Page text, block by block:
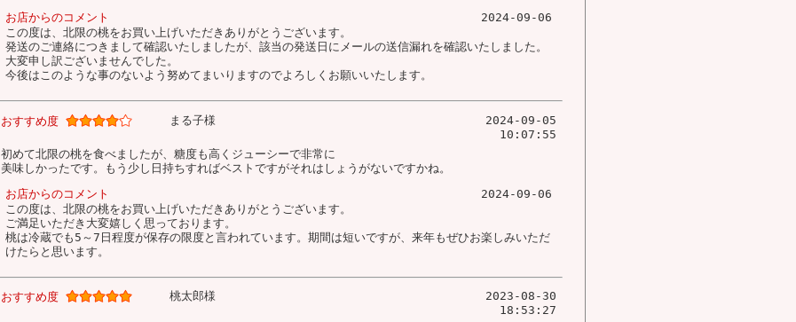
お店からのコメント
2024-09-06
この度は、北限の桃をお買い上げいただきありがとうございます。
発送のご連絡につきまして確認いたしましたが、該当の発送日にメールの送信漏れを確認いたしました。
大変申し訳ございませんでした。
今後はこのような事のないよう努めてまいりますのでよろしくお願いいたします。
おすすめ度 まる子様
2024-09-05
10:07:55
初めて北限の桃を食べましたが、糖度も高くジューシーで非常に
美味しかったです。もう少し日持ちすればベストですがそれはしょうがないですかね。
お店からのコメント
2024-09-06
この度は、北限の桃をお買い上げいただきありがとうございます。
ご満足いただき大変嬉しく思っております。
桃は冷蔵でも5～7日程度が保存の限度と言われています。期間は短いですが、来年もぜひお楽しみいただ
けたらと思います。
おすすめ度 桃太郎様
2023-08-30
18:53:27